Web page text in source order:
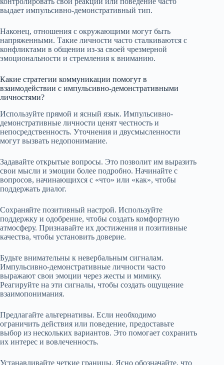
выдает импульсивно-демонстративный тип.
Наконец, отношения с окружающими могут быть
напряженными. Такие личности часто сталкиваются с
конфликтами в общении из-за своей чрезмерной
эмоциональности и стремления к вниманию.
Какие стратегии коммуникации помогут в
взаимодействии с импульсивно-демонстративными
личностями?
Используйте прямой и ясный язык. Импульсивно-
демонстративные личности ценят честность и
непосредственность. Уточнения и двусмысленности
могут вызвать недопонимание.
Задавайте открытые вопросы. Это позволит им выразить
свои мысли и эмоции более подробно. Начинайте с
вопросов, начинающихся с «что» или «как», чтобы
поддержать диалог.
Сохраняйте позитивный настрой. Используйте
поддержку и одобрение, чтобы создать комфортную
атмосферу. Признавайте их достижения и позитивные
качества, чтобы установить доверие.
Будьте внимательны к невербальным сигналам.
Импульсивно-демонстративные личности часто
выражают свои эмоции через жесты и мимику.
Реагируйте на эти сигналы, чтобы создать ощущение
взаимопонимания.
Предлагайте альтернативы. Если необходимо
ограничить действия или поведение, предоставьте
выбор из нескольких вариантов. Это помогает сохранить
их интерес и вовлеченность.
Устанавливайте четкие границы. Ясно обозначайте, что